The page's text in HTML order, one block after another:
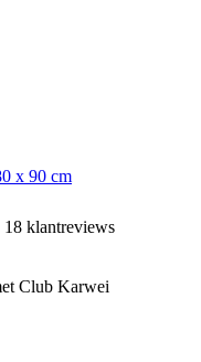
x 90 cm
18 klantreviews
Club Karwei